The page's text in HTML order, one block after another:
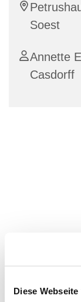
Diese
Soest
Annette
Casdorff